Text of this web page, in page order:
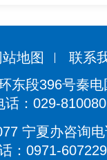
站地图
联系
东段396号秦
话：029-
宁夏办咨询
：0971-